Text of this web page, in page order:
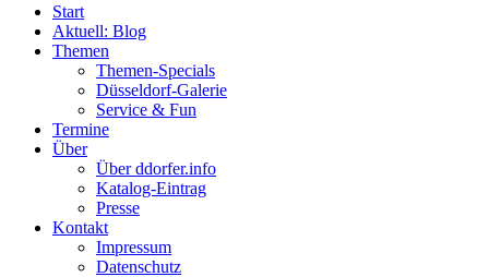
Start
Aktuell: Blog
Themen
Themen-Specials
Düsseldorf-Galerie
Service & Fun
Termine
Über
Über ddorfer.info
Katalog-Eintrag
Presse
Kontakt
Impressum
Datenschutz